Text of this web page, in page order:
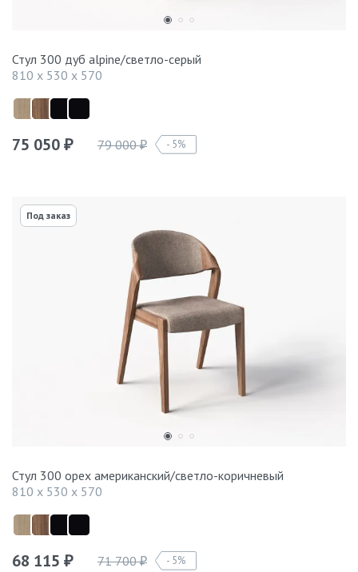
Стул 300 дуб alpine/светло-серый
810 x 530 x 570
75 050 ₽ 79 000₽ 5%
Под заказ
Стул 300 орех американский/светло-коричневый
810 x 530 x 570
68 115 ₽ 71 700₽ 5%